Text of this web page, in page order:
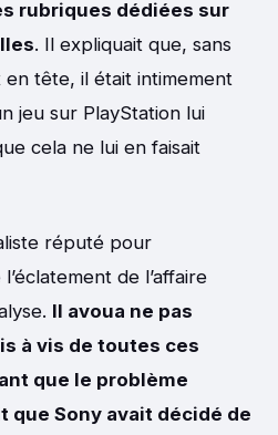
rubriques dédiées sur
. Il expliquait que, sans
en tête, il était intimement
jeu sur PlayStation lui
cela ne lui en faisait
réputé pour
de l’affaire
Il avoua ne pas
à vis de toutes ces
que le problème
que Sony avait décidé de